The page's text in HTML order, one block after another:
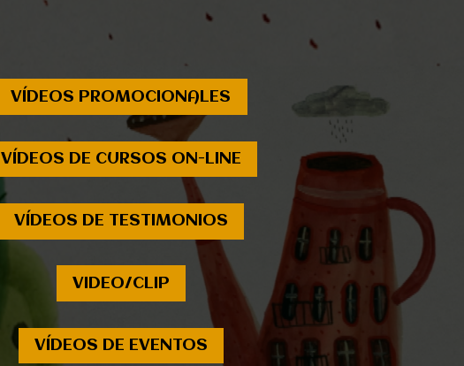
VÍDEOS PROMOCIONALES
VÍDEOS DE CURSOS ON-LINE
VÍDEOS DE TESTIMONIOS
VIDEO/CLIP
VÍDEOS DE EVENTOS